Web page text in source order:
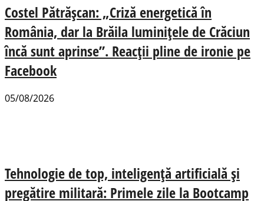
Costel Pătrășcan: „Criză energetică în
România, dar la Brăila luminițele de Crăciun
încă sunt aprinse”. Reacții pline de ironie pe
Facebook
05/08/2026
Tehnologie de top, inteligență artificială și
pregătire militară: Primele zile la Bootcamp